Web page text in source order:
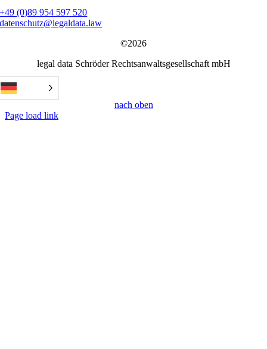
+49 (0)89 954 597 520
datenschutz@legaldata.law
©2026
legal data Schröder Rechtsanwaltsgesellschaft mbH
nach oben
Page load link